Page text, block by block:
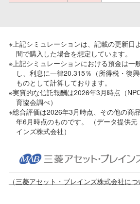
※上記シミュレーションは、記載の更新日
間で購入した場合を想定しています。
※上記シミュレーションにおける預金は一
し、利息に一律20.315％（所得税・復
ものとして計算しております。
※実質的な信託報酬は2026年3月時点（
育協会調べ）
※総合評価は2026年3月時点、その他の商
年6月時点のものです。 （データ提供
インズ株式会社）
（三菱アセット・ブレインズ株式会社につ